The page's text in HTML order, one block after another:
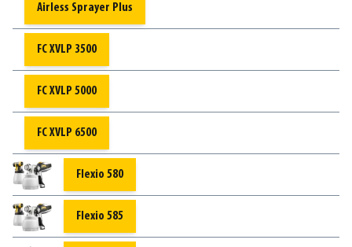
Airless Sprayer Plus
FC XVLP 3500
FC XVLP 5000
FC XVLP 6500
Flexio 580
Flexio 585